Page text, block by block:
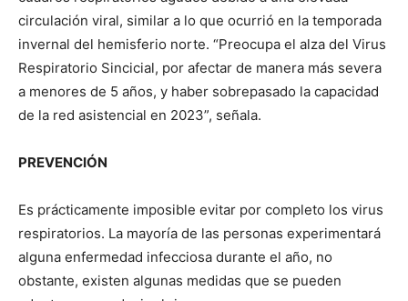
circulación viral, similar a lo que ocurrió en la temporada
invernal del hemisferio norte. “Preocupa el alza del Virus
Respiratorio Sincicial, por afectar de manera más severa
a menores de 5 años, y haber sobrepasado la capacidad
de la red asistencial en 2023”, señala.
PREVENCIÓN
Es prácticamente imposible evitar por completo los virus
respiratorios. La mayoría de las personas experimentará
alguna enfermedad infecciosa durante el año, no
obstante, existen algunas medidas que se pueden